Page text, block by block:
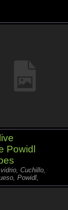
Powidl
Cuchillo,
Powidl,